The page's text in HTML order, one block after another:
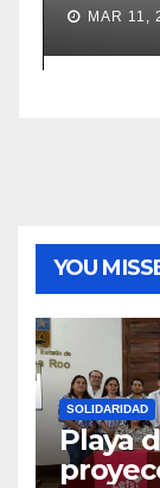
MAR 11,
YOU
SOLIDARIDAD
Playa